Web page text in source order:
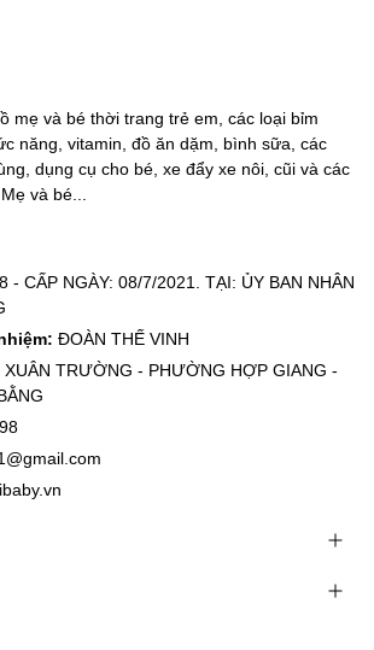
mẹ và bé thời trang trẻ em, các loại bỉm
năng, vitamin, đồ ăn dặm, bình sữa, các
dụng cụ cho bé, xe đẩy xe nôi, cũi và các
và bé...
- CẤP NGÀY: 08/7/2021. TẠI: ỦY BAN NHÂN
ĐOÀN THẾ VINH
XUÂN TRƯỜNG - PHƯỜNG HỢP GIANG -